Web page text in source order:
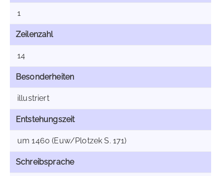
1
Zeilenzahl
14
Besonderheiten
illustriert
Entstehungszeit
um 1460 (Euw/Plotzek S. 171)
Schreibsprache